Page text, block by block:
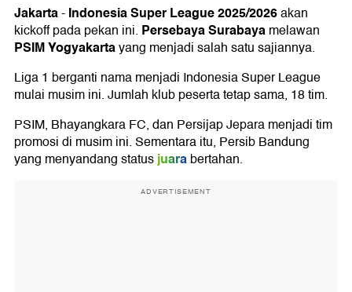
Jumat (8/8)
Sabtu (9/8)
Minggu (10/8)
Senin (11/8)
Jakarta-Indonesia Super League 2025/2026akan
kickoff pada pekan ini. Persebaya Surabayamelawan
PSIM Yogyakartayang menjadi salah satu sajiannya.
Liga 1 berganti nama menjadi Indonesia Super League
mulai musim ini. Jumlah klub peserta tetap sama, 18 tim.
PSIM, Bhayangkara FC, dan Persijap Jepara menjadi tim
promosi di musim ini. Sementara itu, Persib Bandung
yang menyandang statusjuarabertahan.
ADVERTISEMENT